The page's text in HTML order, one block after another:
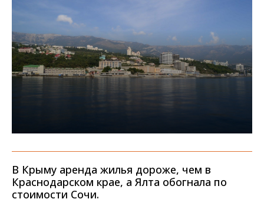
В Крыму аренда жилья дороже, чем в
Краснодарском крае, а Ялта обогнала по
стоимости Сочи.